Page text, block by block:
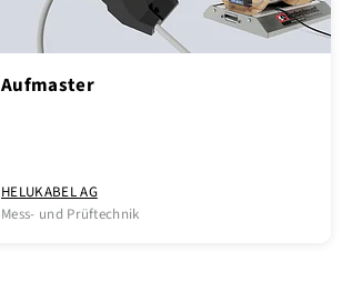
Aufmaster
HELUKABEL AG
Mess- und Prüftechnik